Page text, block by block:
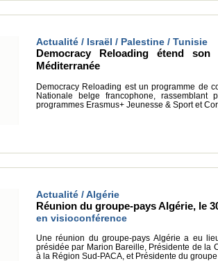
Actualité / Israël / Palestine / Tunisie
Democracy Reloading étend
Méditerranée
Democracy Reloading est un programme de
Nationale belge francophone,
programmes Erasmus+ Jeunesse & Sport et
Actualité / Algérie
Réunion du groupe-pays Algérie, le
en visioconférence
Une réunion du groupe-pays Algérie a eu
présidée par Marion Bareille, Présidente de la
à la Région Sud-PACA, et Présidente du